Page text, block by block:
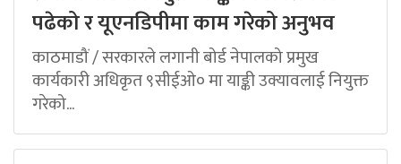
पढेको र यूएनडिपीमा काम गरेको अनुभव
काठमाडौं / सरकारले लगानी बोर्ड नेपालको प्रमुख
कार्यकारी अधिकृत ९सीईओ० मा याङ्की उक्यावलाई नियुक्त
गरेको...